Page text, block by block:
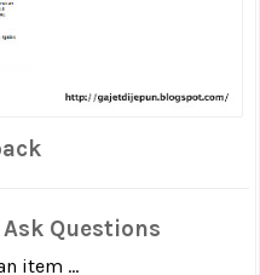
Questions
item ...